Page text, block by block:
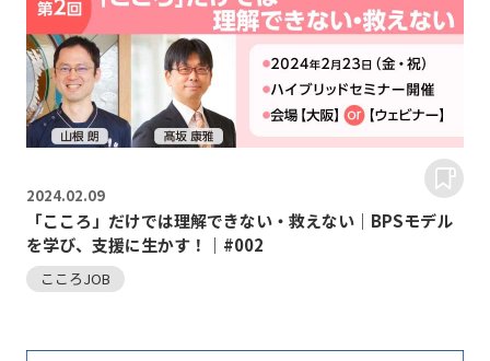
2024.02.09
「こころ」だけでは理解できない・救えない｜BPSモデル
を学び、支援に生かす！｜#002
こころJOB